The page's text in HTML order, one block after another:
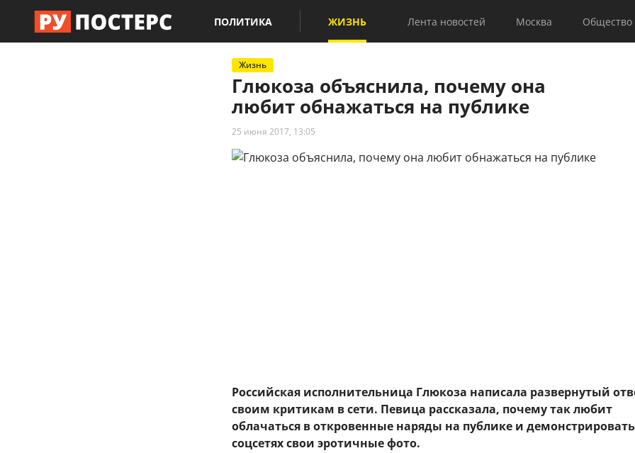
ПОЛИТИКА ЖИЗНЬ Лента новостей Москва Общество
Жизнь
Глюкоза объяснила, почему она
любит обнажаться на публике
25 июня 2017, 13:05
Российская исполнительница Глюкоза написала развернутый
своим критикам в сети. Певица рассказала, почему так любит
облачаться в откровенные наряды на публике и
соцсетях свои эротичные фото.